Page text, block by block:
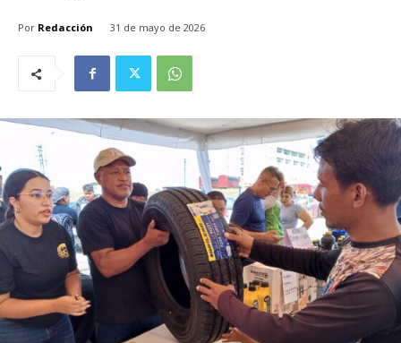
Por Redacción 31 de mayo de 2026